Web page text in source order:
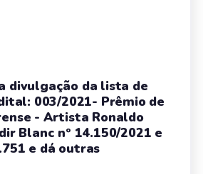
divulgação da lista de
003/2021- Prêmio de
- Artista Ronaldo
Blanc nº 14.150/2021 e
e dá outras